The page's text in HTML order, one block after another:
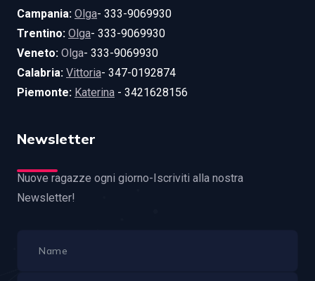
Campania: Olga- 333-9069930
Trentino: Olga- 333-9069930
Veneto: Olga- 333-9069930
Calabria: Vittoria- 347-0192874
Piemonte: Katerina - 3421628156
Newsletter
Nuove ragazze ogni giorno-Iscriviti alla nostra
Newsletter!